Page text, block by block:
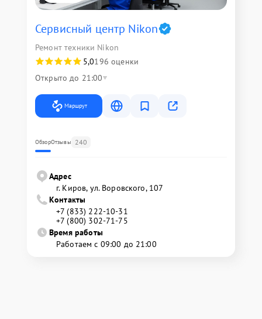
Сервисный центр Nikon
Ремонт техники Nikon
5,0196 оценки
Открыто до 21:00
Маршрут
ОбзорОтзывы 240
Адрес
г. Киров, ул. Воровского, 107
Контакты
+7 (833) 222-10-31
+7 (800) 302-71-75
Время работы
Работаем с 09:00 до 21:00